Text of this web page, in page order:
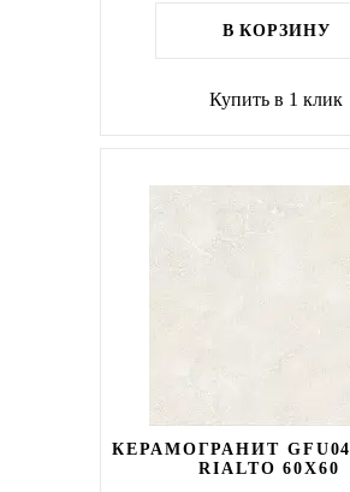
В КОРЗИНУ
Купить в 1 клик
КЕРАМОГРАНИТ
RIALTO 60Х60